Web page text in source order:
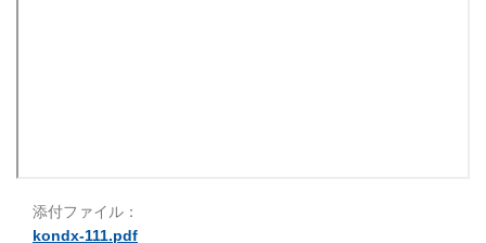
添付ファイル：
kondx-111.pdf